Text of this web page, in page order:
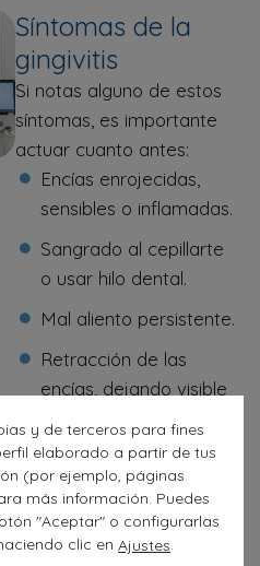
Síntomas de la
gingivitis
Si notas alguno de estos
síntomas, es importante
actuar cuanto antes:
Encías enrojecidas,
sensibles o inflamadas.
Sangrado al cepillarte
o usar hilo dental.
Mal aliento persistente.
Retracción de las
encías, dejando visible
parte de la raíz del
diente.
En nuestra clínica de
Granada, nuestros
especialistas en
y de terceros para fines
elaborado a partir de tus
(por ejemplo, páginas
más información. Puedes
"Aceptar" o configurarlas
clic en Ajustes.